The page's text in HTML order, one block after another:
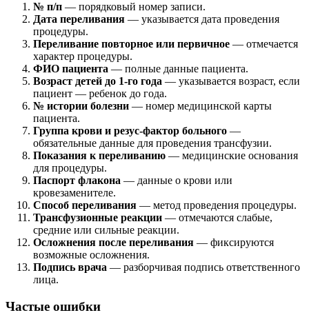
№ п/п — порядковый номер записи.
Дата переливания — указывается дата проведения
процедуры.
Переливание повторное или первичное — отмечается
характер процедуры.
ФИО пациента — полные данные пациента.
Возраст детей до 1-го года — указывается возраст, если
пациент — ребенок до года.
№ истории болезни — номер медицинской карты
пациента.
Группа крови и резус-фактор больного —
обязательные данные для проведения трансфузии.
Показания к переливанию — медицинские основания
для процедуры.
Паспорт флакона — данные о крови или
кровезаменителе.
Способ переливания — метод проведения процедуры.
Трансфузионные реакции — отмечаются слабые,
средние или сильные реакции.
Осложнения после переливания — фиксируются
возможные осложнения.
Подпись врача — разборчивая подпись ответственного
лица.
Частые ошибки